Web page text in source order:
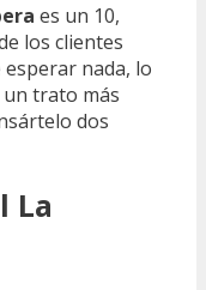
es un 10,
los clientes
nada, lo
un trato más
dos
La